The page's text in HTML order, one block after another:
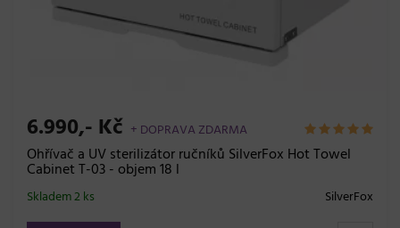
6.990,- Kč + DOPRAVA ZDARMA
Ohřívač a UV sterilizátor ručníků SilverFox Hot Towel
Cabinet T-03 - objem 18 l
SilverFox
Skladem 2 ks